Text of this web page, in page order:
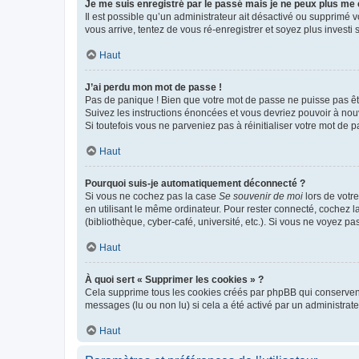
Je me suis enregistré par le passé mais je ne peux plus me
Il est possible qu’un administrateur ait désactivé ou
vous arrive, tentez de vous ré-enregistrer et soyez plus investi
Haut
J’ai perdu mon mot de passe !
Pas de panique ! Bien que votre mot de passe ne puisse pas
Suivez les instructions énoncées et vous devriez pouvoir à
Si toutefois vous ne parveniez pas à réinitialiser votre mot de
Haut
Pourquoi suis-je automatiquement déconnecté ?
Si vous ne cochez pas la case Se souvenir de moi lors de
en utilisant le même ordinateur. Pour rester connecté, cochez
(bibliothèque, cyber-café, université, etc.). Si vous ne voyez
Haut
À quoi sert « Supprimer les cookies » ?
Cela supprime tous les cookies créés par phpBB qui
messages (lu ou non lu) si cela a été activé par un
Haut